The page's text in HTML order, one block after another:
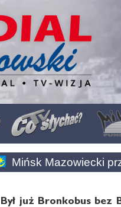
Mińsk Mazowiecki
Był już Bronkobus